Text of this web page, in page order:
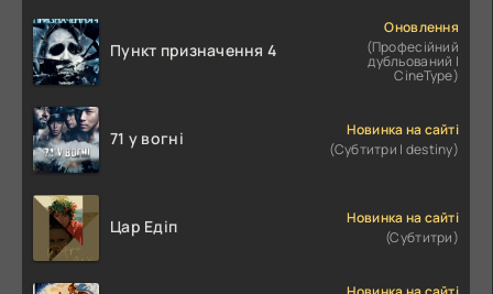
Пункт призначення 4
Оновлення
(Професійний
дубльований |
CineType)
71 у вогні
Новинка на сайті
(Субтитри | destiny)
Цар Едіп
Новинка на сайті
(Субтитри)